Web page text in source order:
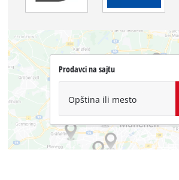
Prodavci na sajtu
Opština ili mesto